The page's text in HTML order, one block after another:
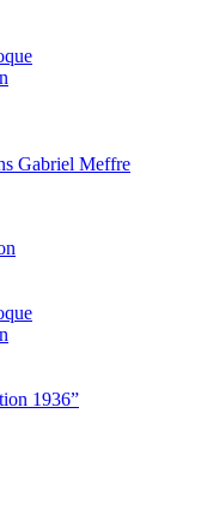
1936”